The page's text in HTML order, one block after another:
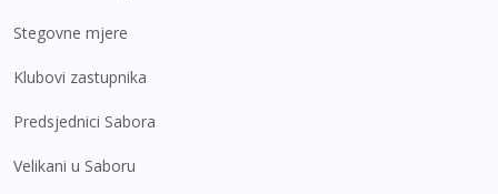
Stegovne mjere
Klubovi zastupnika
Predsjednici Sabora
Velikani u Saboru